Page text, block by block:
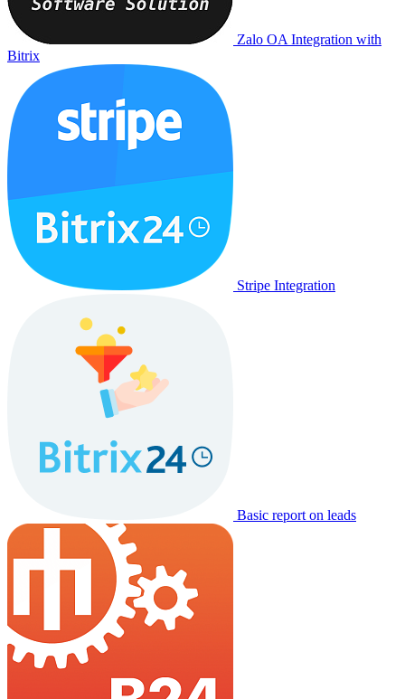
Zalo OA Integration with
Bitrix
Stripe Integration
Basic report on leads